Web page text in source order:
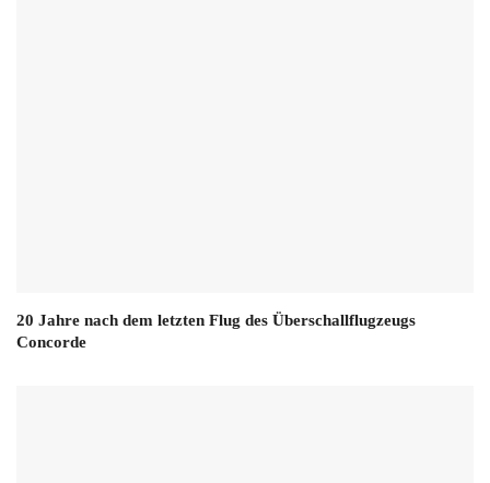
20 Jahre nach dem letzten Flug des Überschallflugzeugs
Concorde